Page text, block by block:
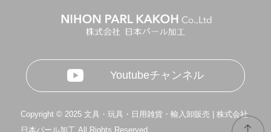
Youtubeチャンネル
Copyright © 2025 文具・玩具・日用雑貨・輸入卸販売 | 株式会社
日本パール加工 All Rights Reserved.